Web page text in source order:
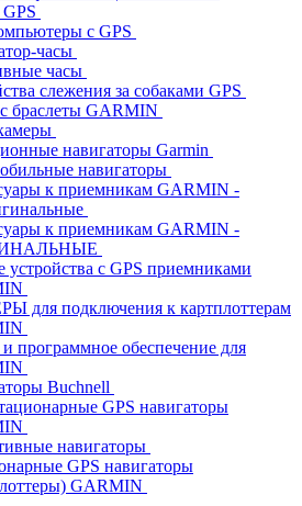
с GPS
часы
часы
слежения за собаками GPS
браслеты GARMIN
навигаторы Garmin
навигаторы
к приемникам GARMIN -
к приемникам GARMIN -
устройства с GPS приемниками
для подключения к картплоттерам
программное обеспечение для
Buchnell
GPS навигаторы
навигаторы
GPS навигаторы
GARMIN